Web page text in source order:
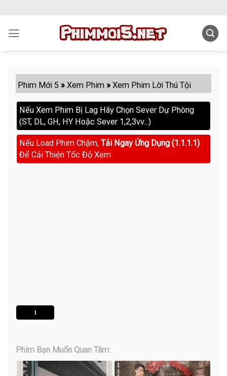
content
Phim Mới 5 »Xem Phim »Xem Phim Lời Thú Tội
Nếu Xem Phim Bị Lag Hãy Chọn Sever Dự Phòng
(ST, DL, GH, HY Hoặc Sever 1,2,3vv...)
Nếu Load Phim Chậm, Tải Ngay Ứng Dụng (1.1.1.1)
Để Cải Thiện Tốc Độ Xem
1
Phim Bạn Muốn Quan Tâm: